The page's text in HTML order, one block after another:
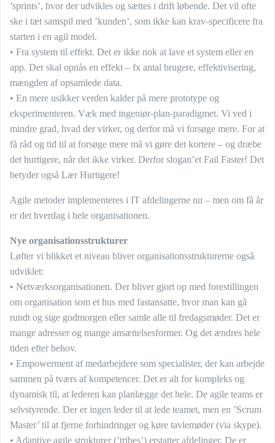
’sprints’, hvor der udvikles og sættes i drift løbende. Det vil ofte
ske i tæt samspil med ’kunden’, som ikke kan krav-specificere fra
starten i en agil model.
• Fra system til effekt. Det er ikke nok at lave et system eller en
app. Der skal opnås en effekt – fx antal brugere, effektivisering,
mængden af opsamlede data.
• En mere usikker verden kalder på mere prototype og
eksperimenteren. Væk med ingeniør-plan-paradigmet. Vi ved i
mindre grad, hvad der virker, og derfor må vi forsøge mere. For at
få råd og tid til at forsøge mere må vi gøre det kortere – og dræbe
det hurtigere, når det ikke virker. Derfor slogan’et Fail Faster! Det
betyder også Lær Hurtigere!
Agile metoder implementeres i IT afdelingerne nu – men om få år
er det hverdag i hele organisationen.
Nye organisationsstrukturer
Løfter vi blikket et niveau bliver organisationsstrukturerne også
udviklet:
• Netværksorganisationen. Der bliver gjort op med forestillingen
om organisation som et hus med fastansatte, hvor man kan gå
rundt og sige godmorgen eller samle alle til fredagsmøder. Det er
mange adresser og mange ansættelsesformer. Og det ændres hele
tiden efter behov.
• Empowerment af medarbejdere som specialister, der kan arbejde
sammen på tværs af kompetencer. Det er alt for kompleks og
dynamisk til, at lederen kan planlægge det hele. De agile teams er
selvstyrende. Der er ingen leder til at lede teamet, men en ’Scrum
Master’ til at fjerne forhindringer og køre tavlemøder (via skype).
• Adaptive agile strukturer (’tribes’) erstatter afdelinger. De er